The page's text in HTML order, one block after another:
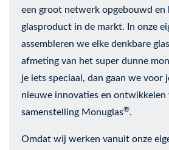
een groot netwerk opgebouwd en
glasproduct in de markt. In onze
assembleren we elke denkbare
afmeting van het super dunne
je iets speciaal, dan gaan we voor
nieuwe innovaties en ontwikkelen
samenstelling Monuglas®.
Omdat wij werken vanuit onze